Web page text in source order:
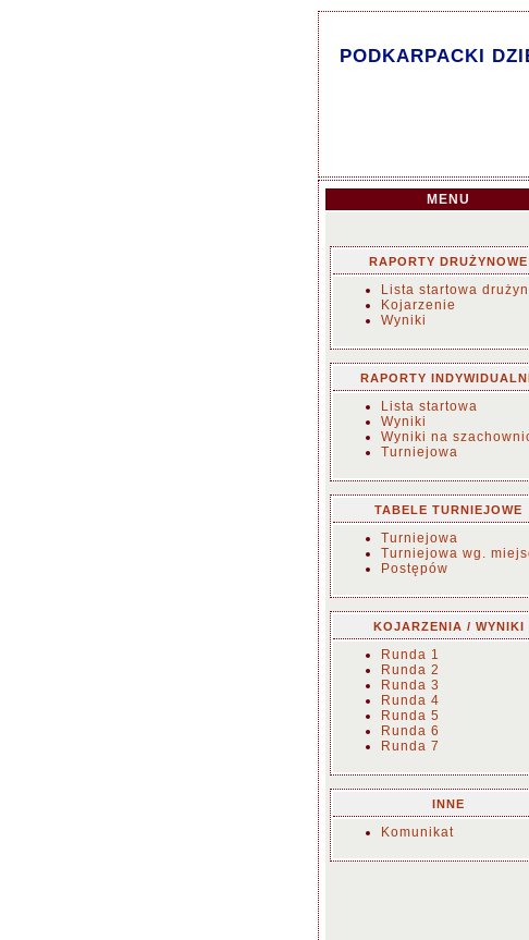
PODKARPACKI
MENU
RAPORTY DRUŻYNOWE
Lista startowa drużyn
Kojarzenie
Wyniki
RAPORTY
Lista startowa
Wyniki
Wyniki na
Turniejowa
TABELE TURNIEJOWE
Turniejowa
Turniejowa wg.
Postępów
KOJARZENIA / WYNIKI
Runda 1
Runda 2
Runda 3
Runda 4
Runda 5
Runda 6
Runda 7
INNE
Komunikat